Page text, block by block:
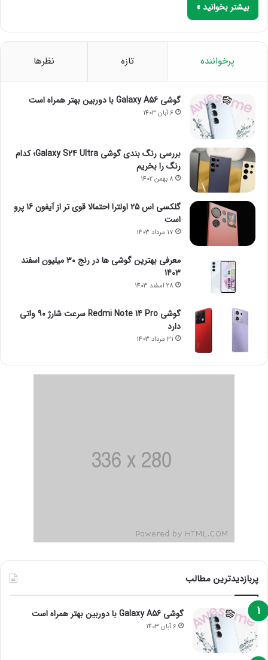
بیشتر بخوانید »
پرخواننده تازه نظرها
گوشی Galaxy A56 با دوربین بهتر همراه است
6 آبان 1403
بررسی رنگ بندی گوشی Galaxy S24 Ultra؛ کدام
رنگ را بخریم
8 بهمن 1402
گلکسی اس 25 اولترا احتمالا قوی تر از آیفون 16 پرو
است
17 مرداد 1403
معرفی بهترین گوشی ها در رنج ۳۰ میلیون اسفند
1403
28 اسفند 1403
گوشی Redmi Note 14 Pro سرعت شارژ 90 واتی
دارد
31 مرداد 1403
پربازدیدترین مطالب
گوشی Galaxy A56 با دوربین بهتر همراه است
6 آبان 1403